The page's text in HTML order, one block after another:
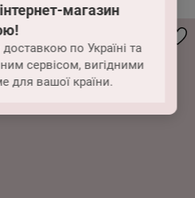
магазин
по Україні та
сервісом, вигідними
для вашої країни.